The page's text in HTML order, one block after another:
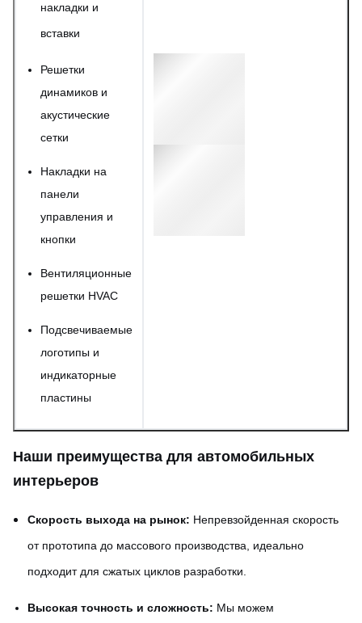
накладки и
вставки
Решетки
динамиков и
акустические
сетки
Накладки на
панели
управления и
кнопки
Вентиляционные
решетки HVAC
Подсвечиваемые
логотипы и
индикаторные
пластины
Наши преимущества для автомобильных
интерьеров
Скорость выхода на рынок: Непревзойденная скорость
от прототипа до массового производства, идеально
подходит для сжатых циклов разработки.
Высокая точность и сложность: Мы можем